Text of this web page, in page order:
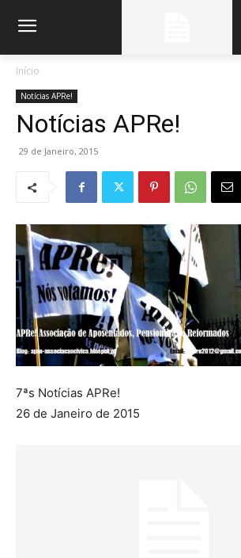
Início
Notícias APRe!
Notícias APRe!
29 de Janeiro, 2015
7ªs Notícias APRe!
26 de Janeiro de 2015